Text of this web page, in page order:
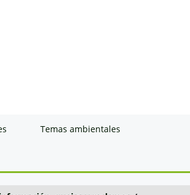
Temas ambientales